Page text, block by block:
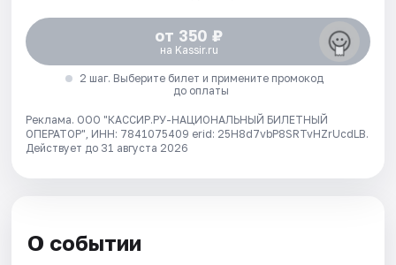
от 350 ₽
на Kassir.ru
2 шаг. Выберите билет и примените промокод
до оплаты
Реклама. ООО "КАССИР.РУ-НАЦИОНАЛЬНЫЙ БИЛЕТНЫЙ
ОПЕРАТОР", ИНН: 7841075409 erid: 25H8d7vbP8SRTvHZrUcdLB.
Действует до 31 августа 2026
О событии